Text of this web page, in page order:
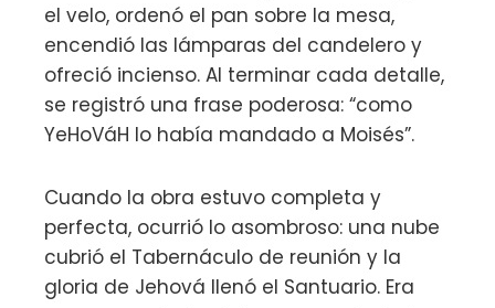
el velo, ordenó el pan sobre la mesa,
encendió las lámparas del candelero y
ofreció incienso. Al terminar cada detalle,
se registró una frase poderosa: “como
YeHoVáH lo había mandado a Moisés”.
Cuando la obra estuvo completa y
perfecta, ocurrió lo asombroso: una nube
cubrió el Tabernáculo de reunión y la
gloria de Jehová llenó el Santuario. Era